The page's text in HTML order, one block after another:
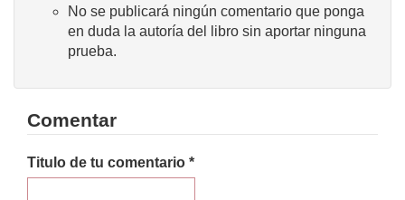
No se publicará ningún comentario que ponga
en duda la autoría del libro sin aportar ninguna
prueba.
Comentar
Titulo de tu comentario *